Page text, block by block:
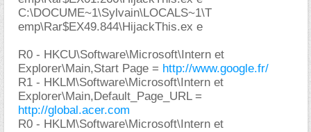
C:\DOCUME~1\Sylvain\LOCALS~1\T
emp\Rar$EX49.844\HijackThis.ex e
R0 - HKCU\Software\Microsoft\Intern et
Explorer\Main,Start Page = http://www.google.fr/
R1 - HKLM\Software\Microsoft\Intern et
Explorer\Main,Default_Page_URL =
http://global.acer.com
R0 - HKLM\Software\Microsoft\Intern et